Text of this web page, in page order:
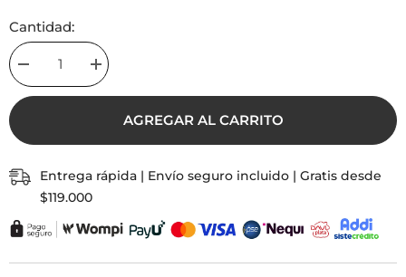
Cantidad:
Decrease
quantity
for
de
Océano
Con
Significado
Increase
quantity
for
Con
AGREGAR AL CARRITO
Entrega rápida | Envío seguro incluido | Gratis desde
$119.000